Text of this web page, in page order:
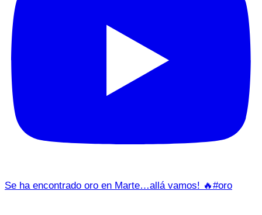
Se ha encontrado oro en Marte…allá vamos! 🔥#oro